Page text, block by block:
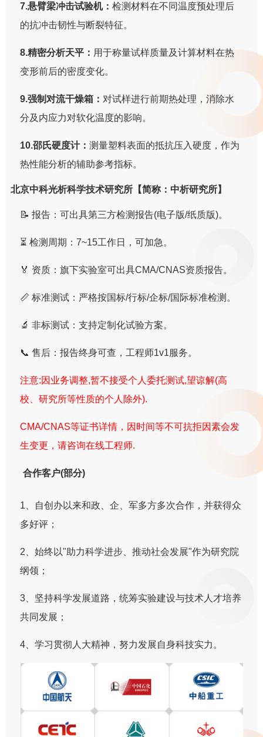
7.悬臂梁冲击试验机：检测材料在不同温度预处理后
的抗冲击韧性与断裂特征。
8.精密分析天平： 用于称量试样质量及计算材料在热
变形前后的密度变化。
9.强制对流干燥箱： 对试样进行前期热处理，消除水
分及内应力对软化温度的影响。
10.邵氏硬度计：测量塑料表面的抵抗压入硬度，作为
热性能分析的辅助参考指标。
北京中科光析科学技术研究所【简称：中析研究所】
📝 报告：可出具第三方检测报告(电子版/纸质版)。
⏳ 检测周期：7~15工作日，可加急。
🏅 资质：旗下实验室可出具CMA/CNAS资质报告。
📏 标准测试：严格按国标/行标/企标/国际标准检测。
🔬 非标测试：支持定制化试验方案。
📞 售后：报告终身可查，工程师1v1服务。
注意:因业务调整,暂不接受个人委托测试,望谅解(高
校、研究所等性质的个人除外).
CMA/CNAS等证书详情，因时间等不可抗拒因素会发
生变更，请咨询在线工程师.
合作客户(部分)
1、自创办以来和政、企、军多方多次合作，并获得众
多好评；
2、始终以"助力科学进步、推动社会发展"作为研究院
纲领；
3、坚持科学发展道路，统筹实验建设与技术人才培养
共同发展；
4、学习贯彻人大精神，努力发展自身科技实力。